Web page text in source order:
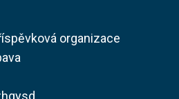
organizace